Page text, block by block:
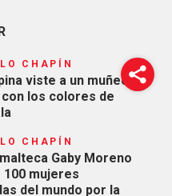
CHAPÍN
viste a un muñeco
los colores de
CHAPÍN
Gaby Moreno
mujeres
del mundo por la